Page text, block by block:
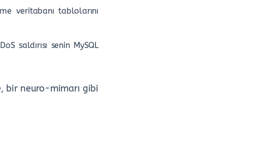
veritabanı tablolarını
saldırısı senin MySQL
bir neuro-mimarı gibi